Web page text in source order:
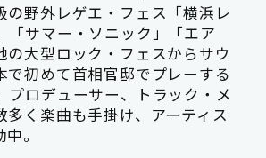
の野外レゲエ・フェス「横浜レ
「サマー・ソニック」「エア
の大型ロック・フェスからサウ
で初めて首相官邸でプレーする
プロデューサー、トラック・メ
多く楽曲も手掛け、アーティス
。